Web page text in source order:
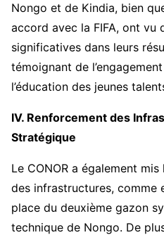
Nongo et de Kindia, bien
accord avec la FIFA, ont vu
significatives dans leurs
témoignant de
l’éducation des jeunes
IV. Renforcement des
Stratégique
Le CONOR a également mis
des infrastructures, comme
place du deuxième gazon
technique de Nongo. De